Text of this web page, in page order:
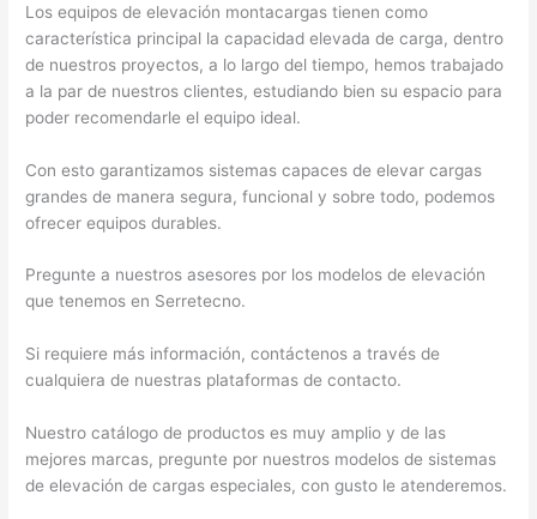
Los equipos de elevación montacargas tienen como
característica principal la capacidad elevada de carga, dentro
de nuestros proyectos, a lo largo del tiempo, hemos trabajado
a la par de nuestros clientes, estudiando bien su espacio para
poder recomendarle el equipo ideal.
Con esto garantizamos sistemas capaces de elevar cargas
grandes de manera segura, funcional y sobre todo, podemos
ofrecer equipos durables.
Pregunte a nuestros asesores por los modelos de elevación
que tenemos en Serretecno.
Si requiere más información, contáctenos a través de
cualquiera de nuestras plataformas de contacto.
Nuestro catálogo de productos es muy amplio y de las
mejores marcas, pregunte por nuestros modelos de sistemas
de elevación de cargas especiales, con gusto le atenderemos.